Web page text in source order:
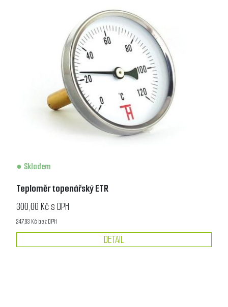
Skladem
Teploměr topenářský ETR
300,00 Kč s DPH
247,93 Kč bez DPH
DETAIL